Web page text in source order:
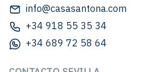
info@casasantona.com
+34 918 55 35 34
+34 689 72 58 64